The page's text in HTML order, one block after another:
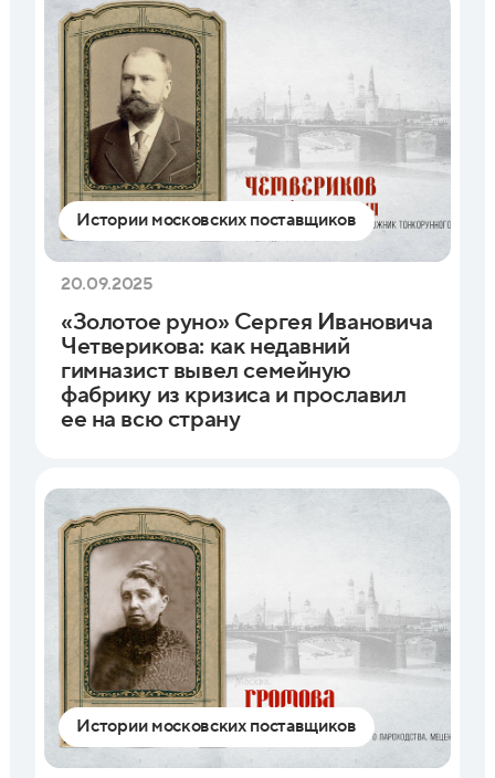
Истории московских поставщиков
20.09.2025
«Золотое руно» Сергея Ивановича
Четверикова: как недавний
гимназист вывел семейную
фабрику из кризиса и прославил
ее на всю страну
Истории московских поставщиков